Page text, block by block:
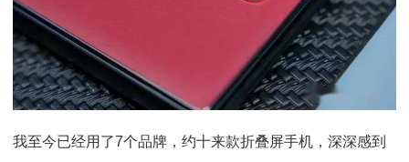
我至今已经用了7个品牌，约十来款折叠屏手机，深深感到